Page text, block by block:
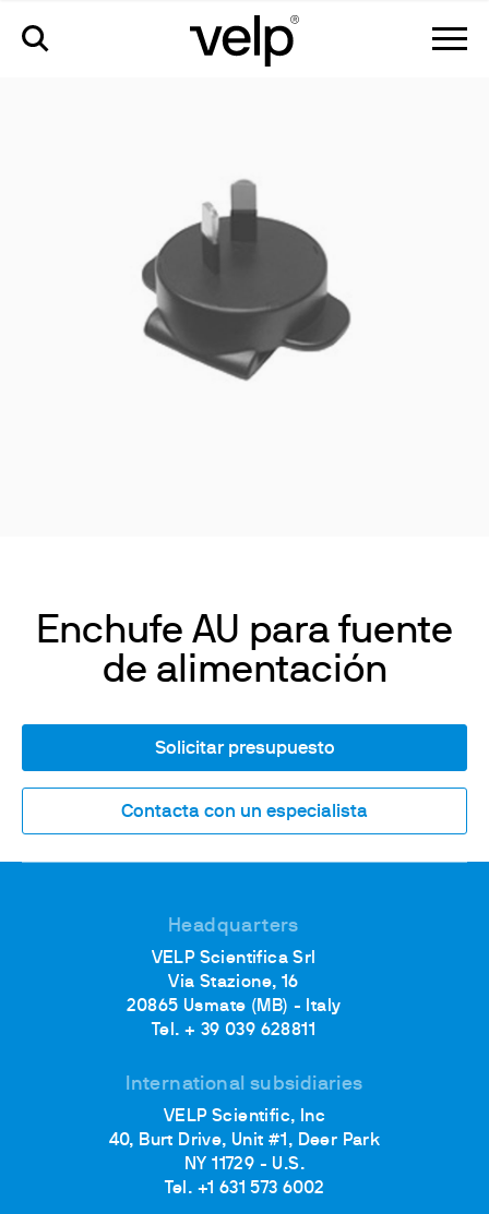
Enchufe AU para fuente
de alimentación
Solicitar presupuesto
Contacta con un especialista
Headquarters
VELP Scientifica Srl
Via Stazione, 16
20865 Usmate (MB) - Italy
Tel. + 39 039 628811
International subsidiaries
VELP Scientific, Inc
40, Burt Drive, Unit #1, Deer Park
NY 11729 - U.S.
Tel. +1 631 573 6002